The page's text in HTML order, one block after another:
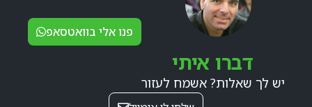
דברו איתי
יש לך שאלות? אשמח לעזור
פנו אלי בוואטסאפ